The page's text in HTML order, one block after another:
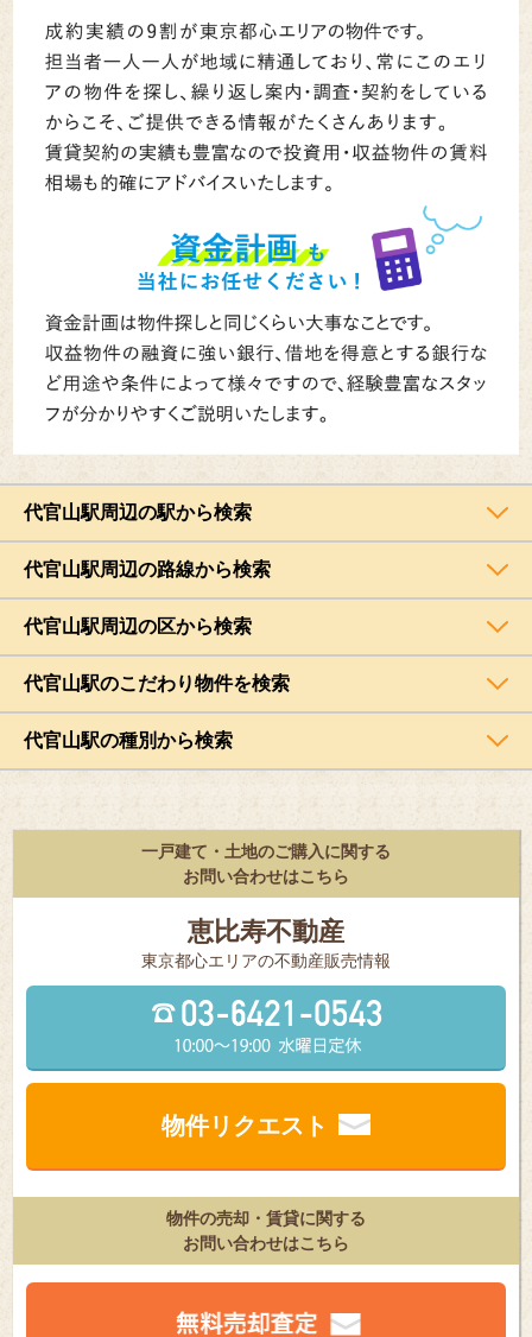
代官山駅周辺の駅から検索
代官山駅周辺の路線から検索
代官山駅周辺の区から検索
代官山駅のこだわり物件を検索
代官山駅の種別から検索
一戸建て・土地のご購入に関する
お問い合わせはこちら
恵比寿不動産
東京都⼼エリアの不動産販売情報
物件リクエスト
物件の売却・賃貸に関する
お問い合わせはこちら